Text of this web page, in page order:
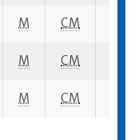
M CM
M CM
M CM